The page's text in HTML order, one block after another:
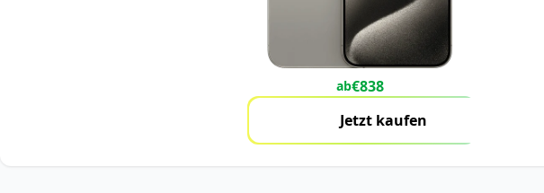
ab€838
Jetzt kaufen